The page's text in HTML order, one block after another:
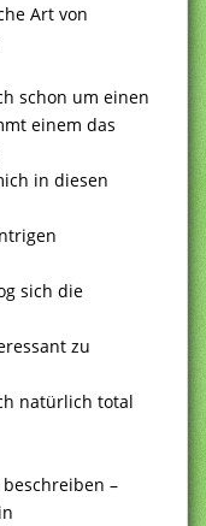
Art von
schon um einen
einem das
in diesen
sich die
zu
natürlich total
–